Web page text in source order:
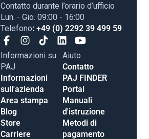
Contatto durante l’orario d’ufficio
Lun. - Gio. 09:00 - 16:00
Telefono: +49 (0) 2292 39 499 59
Informazioni su
PAJ
Informazioni
sull'azienda
Area stampa
Blog
Store
Carriere
Aiuto
Contatto
PAJ FINDER
Portal
Manuali
d'istruzione
Metodi di
pagamento